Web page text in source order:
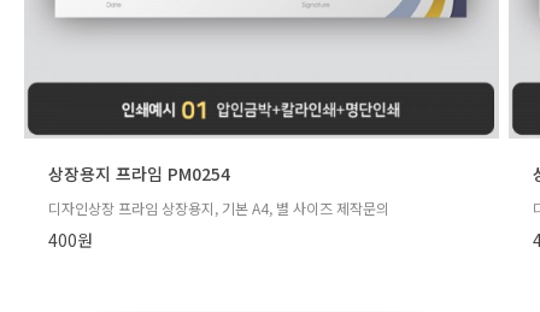
상장용지 프라임 PM0254
디자인상장 프라임 상장용지, 기본 A4, 별 사이즈 제작문의
400원